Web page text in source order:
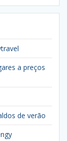
a preços
de verão